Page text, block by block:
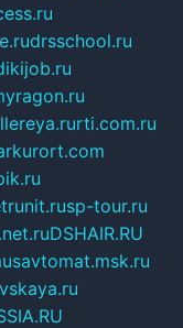
drsschool.ru
rti.com.ru
sp-tour.ru
DSHAIR.RU